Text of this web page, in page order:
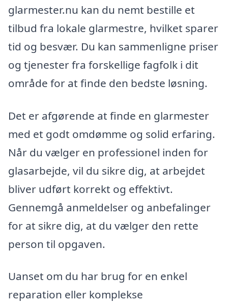
glarmester.nu kan du nemt bestille et
tilbud fra lokale glarmestre, hvilket sparer
tid og besvær. Du kan sammenligne priser
og tjenester fra forskellige fagfolk i dit
område for at finde den bedste løsning.
Det er afgørende at finde en glarmester
med et godt omdømme og solid erfaring.
Når du vælger en professionel inden for
glasarbejde, vil du sikre dig, at arbejdet
bliver udført korrekt og effektivt.
Gennemgå anmeldelser og anbefalinger
for at sikre dig, at du vælger den rette
person til opgaven.
Uanset om du har brug for en enkel
reparation eller komplekse